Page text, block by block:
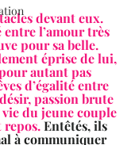
devant eux.
l’amour très
pour sa belle.
éprise de lui,
autant pas
d’égalité entre
passion brute
du jeune couple
repos. Entêtés, ils
à communiquer